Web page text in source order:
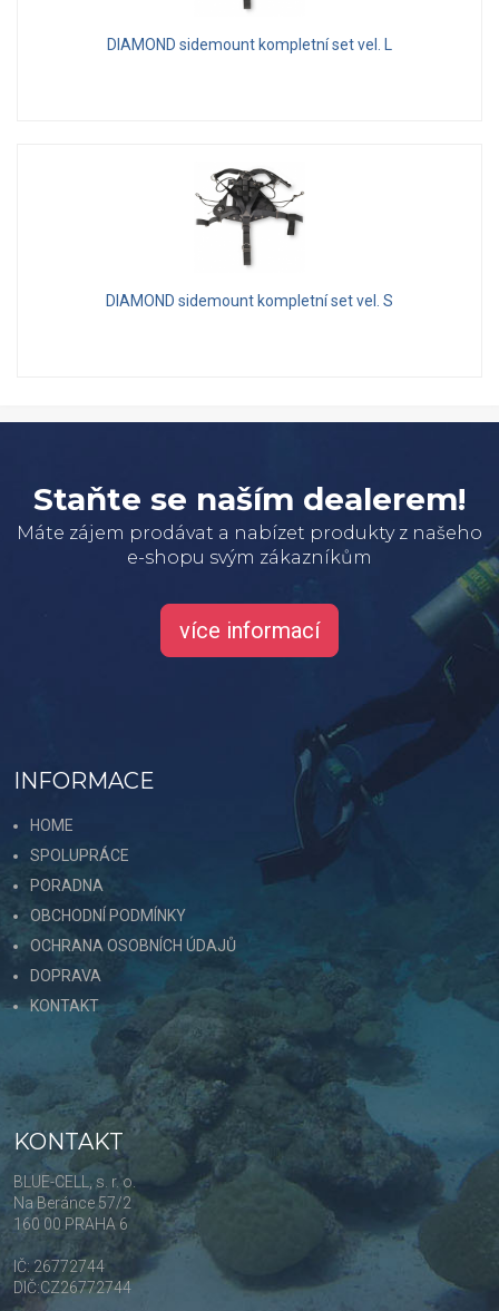
DIAMOND sidemount kompletní set vel. L
DIAMOND sidemount kompletní set vel. S
Staňte se naším dealerem!
Máte zájem prodávat a nabízet produkty z našeho
e-shopu svým zákazníkům
více informací
INFORMACE
HOME
SPOLUPRÁCE
PORADNA
OBCHODNÍ PODMÍNKY
OCHRANA OSOBNÍCH ÚDAJŮ
DOPRAVA
KONTAKT
KONTAKT
BLUE-CELL, s. r. o.
Na Beránce 57/2
160 00 PRAHA 6
IČ: 26772744
DIČ:CZ26772744